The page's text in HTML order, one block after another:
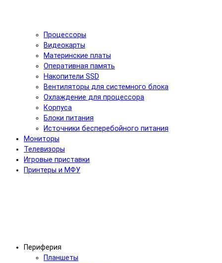
Процессоры
Видеокарты
Материнские платы
Оперативная память
Накопители SSD
Вентиляторы для системного блока
Охлаждение для процессора
Корпуса
Блоки питания
Источники бесперебойного питания
Мониторы
Телевизоры
Игровые приставки
Принтеры и МФУ
Периферия
Планшеты